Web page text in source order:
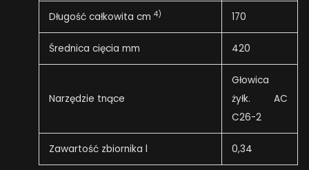
Długość całkowita cm 4) 170
Średnica cięcia mm 420
Narzędzie tnące
Głowica
żyłk. AC
C26-2
Zawartość zbiornika l 0,34